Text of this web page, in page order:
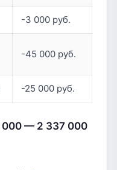
-3 000 руб.
-45 000 руб.
-25 000 руб.
000 — 2 337 000